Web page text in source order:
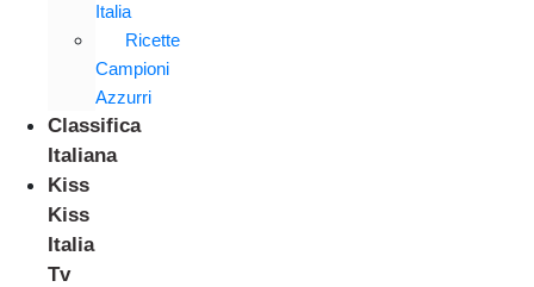
Italia
Ricette
Campioni
Azzurri
Classifica
Italiana
Kiss
Kiss
Italia
Tv